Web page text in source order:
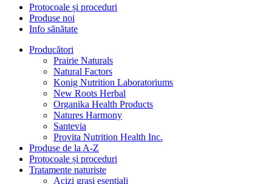
Protocoale și proceduri
Produse noi
Info sănătate
Producători
Prairie Naturals
Natural Factors
Konig Nutrition Laboratoriums
New Roots Herbal
Organika Health Products
Natures Harmony
Santevia
Provita Nutrition Health Inc.
Produse de la A-Z
Protocoale și proceduri
Tratamente naturiste
Acizi grași esențiali